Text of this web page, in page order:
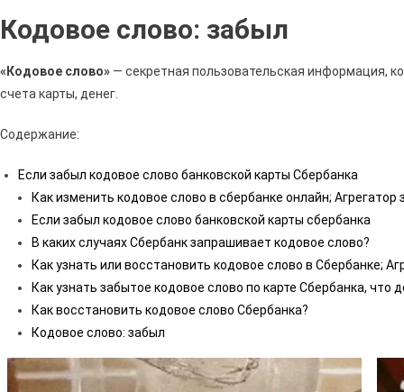
Кодовое слово: забыл
«Кодовое слово» — секретная пользовательская информация,
счета карты, денег.
Содержание:
Если забыл кодовое слово банковской карты Сбербанка
Как изменить кодовое слово в сбербанке онлайн; Агрегатор
Если забыл кодовое слово банковской карты сбербанка
В каких случаях Сбербанк запрашивает кодовое слово?
Как узнать или восстановить кодовое слово в Сбербанке;
Как узнать забытое кодовое слово по карте Сбербанка, что
Как восстановить кодовое слово Сбербанка?
Кодовое слово: забыл